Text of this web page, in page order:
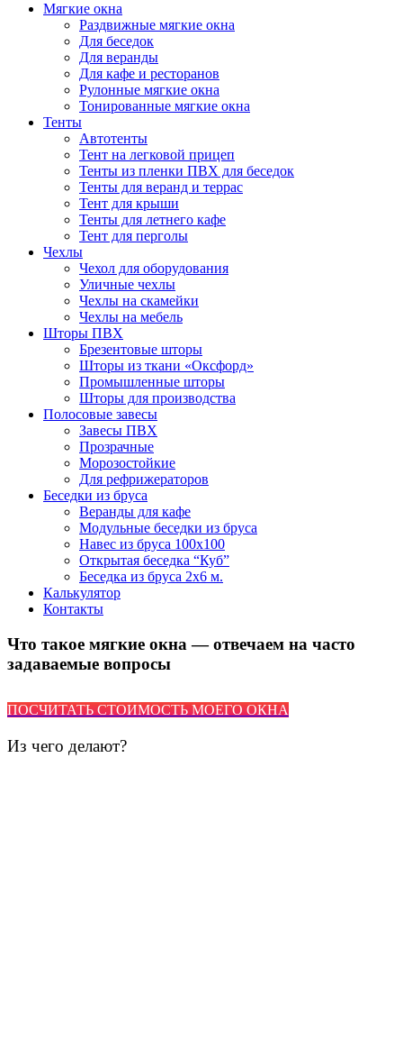
Мягкие окна
Раздвижные мягкие окна
Для беседок
Для веранды
Для кафе и ресторанов
Рулонные мягкие окна
Тонированные мягкие окна
Тенты
Автотенты
Тент на легковой прицеп
Тенты из пленки ПВХ для беседок
Тенты для веранд и террас
Тент для крыши
Тенты для летнего кафе
Тент для перголы
Чехлы
Чехол для оборудования
Уличные чехлы
Чехлы на скамейки
Чехлы на мебель
Шторы ПВХ
Брезентовые шторы
Шторы из ткани «Оксфорд»
Промышленные шторы
Шторы для производства
Полосовые завесы
Завесы ПВХ
Прозрачные
Морозостойкие
Для рефрижераторов
Беседки из бруса
Веранды для кафе
Модульные беседки из бруса
Навес из бруса 100х100
Открытая беседка “Куб”
Беседка из бруса 2х6 м.
Калькулятор
Контакты
Что такое мягкие окна — отвечаем на часто
задаваемые вопросы
ПОСЧИТАТЬ СТОИМОСТЬ МОЕГО ОКНА
Из чего делают?